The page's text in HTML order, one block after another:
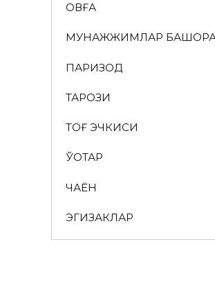
ҚОВҒА
МУНАЖЖИМЛАР
ПАРИЗОД
ТАРОЗИ
ТОҒ ЭЧКИСИ
ЎҚОТАР
ЧАЁН
ЭГИЗАКЛАР